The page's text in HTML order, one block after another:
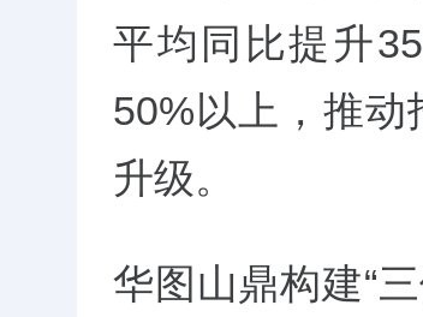
平均同比提升
50%以上，推动
升级。
华图山鼎构建“